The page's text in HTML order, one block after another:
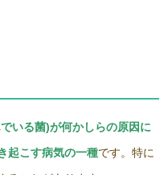
いる菌)が何かしらの原因に
起こす病気の一種です。特に